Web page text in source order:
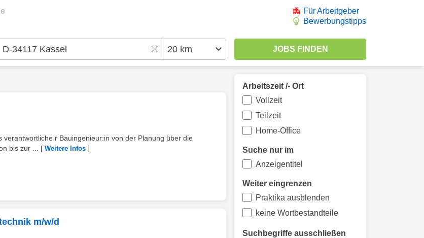
Für Arbeitgeber
Bewerbungstipps
r Bauingenieur:in von der Planung über die
bis zur ...
[ Weitere Infos ]
m/w/d
Arbeitszeit /- Ort
Vollzeit
Teilzeit
Home-Office
Suche nur im
Anzeigentitel
Weiter eingrenzen
Praktika ausblenden
keine Wortbestandteile
Suchbegriffe ausschließen